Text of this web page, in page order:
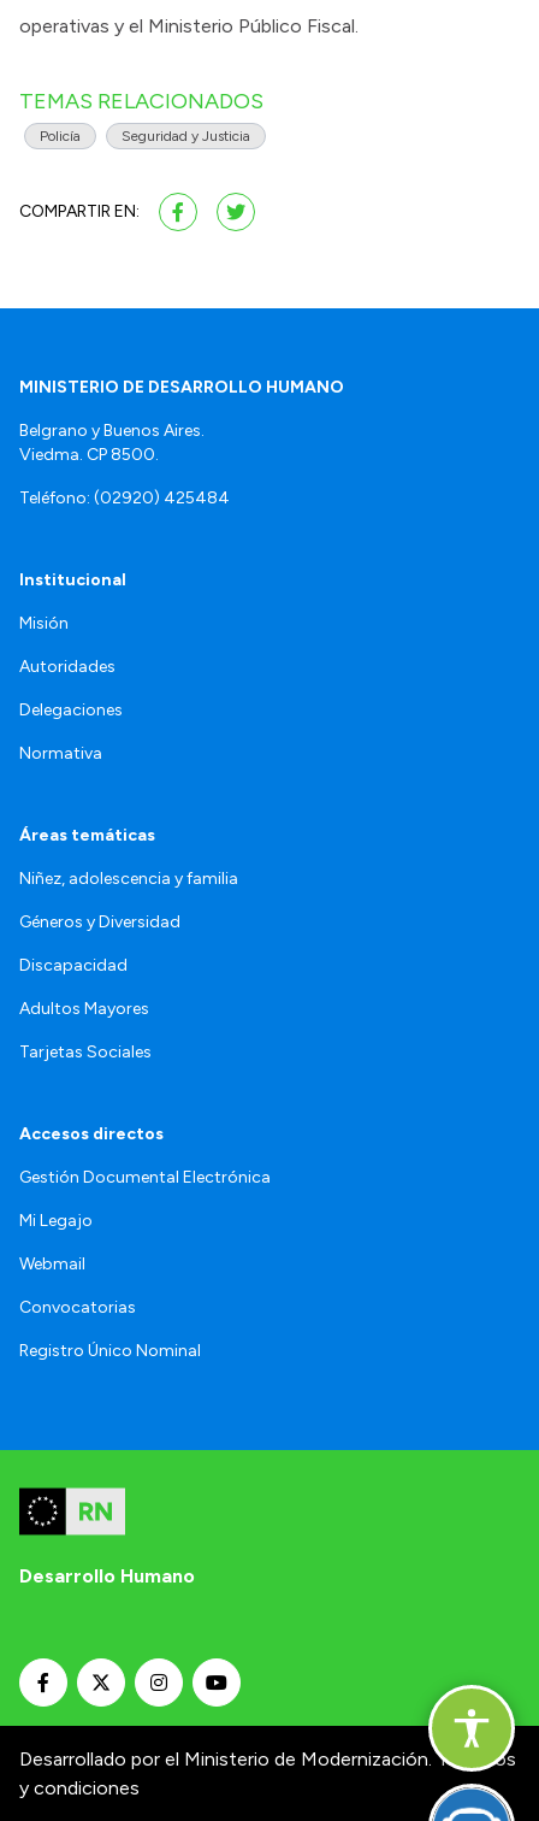
operativas y el Ministerio Público Fiscal.
TEMAS RELACIONADOS
Policía Seguridad y Justicia
COMPARTIR EN:
MINISTERIO DE DESARROLLO HUMANO
Belgrano y Buenos Aires.
Viedma. CP 8500.
Teléfono: (02920) 425484
Institucional
Misión
Autoridades
Delegaciones
Normativa
Áreas temáticas
Niñez, adolescencia y familia
Géneros y Diversidad
Discapacidad
Adultos Mayores
Tarjetas Sociales
Accesos directos
Gestión Documental Electrónica
Mi Legajo
Webmail
Convocatorias
Registro Único Nominal
Desarrollo Humano
Desarrollado por el Ministerio de Modernización. Términos
y condiciones